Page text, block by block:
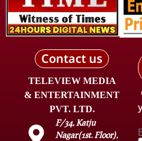
Contact us
TELEVIEW MEDIA
& ENTERTAINMENT
PVT. LTD.
F/34, Katju
Nagar(1st. Floor),